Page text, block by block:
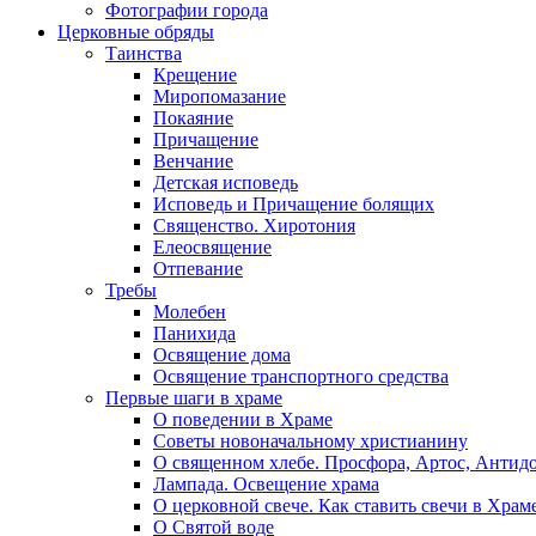
Фотографии города
Церковные обряды
Таинства
Крещение
Миропомазание
Покаяние
Причащение
Венчание
Детская исповедь
Исповедь и Причащение болящих
Священство. Хиротония
Елеосвящение
Отпевание
Требы
Молебен
Панихида
Освящение дома
Освящение транспортного средства
Первые шаги в храме
О поведении в Храме
Советы новоначальному христианину
О священном хлебе. Просфора, Артос,
Лампада. Освещение храма
О церковной свече. Как ставить свечи в
О Святой воде